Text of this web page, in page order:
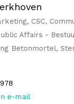
CSC,
Affairs -
Betonmortel,
e-mail